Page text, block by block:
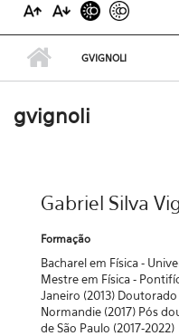
GVIGNOLI
gvignoli
Gabriel Silva
Formação
Bacharel em Física -
Mestre em Física -
Janeiro (2013)
Normandie (2017) Pós
de São Paulo (2017-2022)